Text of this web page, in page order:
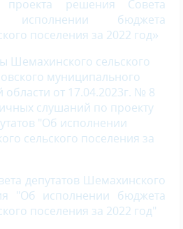
решения Совета
исполнении бюджета
поселения за 2022 год»
Шемахинского сельского
муниципального
от 17.04.2023г. № 8
слушаний по проекту
"Об исполнении
сельского поселения за
депутатов Шемахинского
"Об исполнении бюджета
поселения за 2022 год"